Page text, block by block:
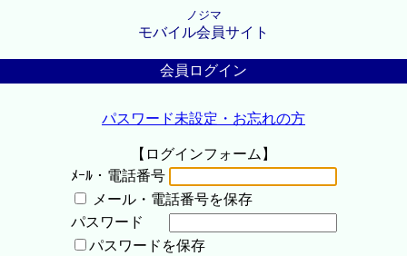
ノジマ
モバイル会員サイト
会員ログイン
パスワード未設定・お忘れの方
【ログインフォーム】
ﾒｰﾙ・電話番号
メール・電話番号を保存
パスワード
パスワードを保存